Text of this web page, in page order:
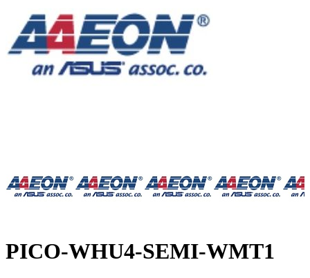
PICO-WHU4-SEMI-WMT1